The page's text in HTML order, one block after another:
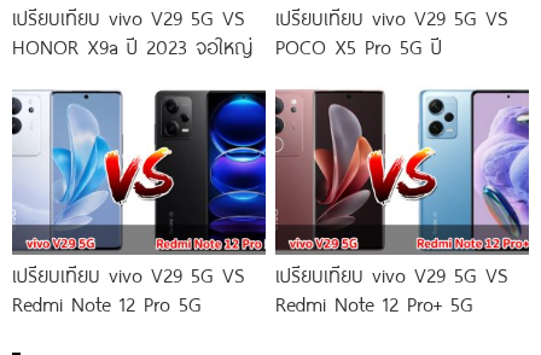
เปรียบเทียบ vivo V29 5G VS
HONOR X9a ปี 2023 จอใหญ่
เปรียบเทียบ vivo V29 5G VS
POCO X5 Pro 5G ปี
เปรียบเทียบ vivo V29 5G VS
Redmi Note 12 Pro 5G
เปรียบเทียบ vivo V29 5G VS
Redmi Note 12 Pro+ 5G